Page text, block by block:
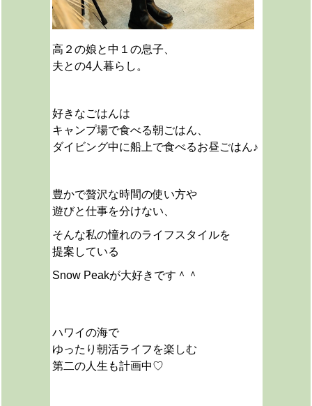
高２の娘と中１の息子、
夫との4人暮らし。
好きなごはんは
キャンプ場で食べる朝ごはん、
ダイビング中に船上で食べるお昼ごはん♪
豊かで贅沢な時間の使い方や
遊びと仕事を分けない、
そんな私の憧れのライフスタイルを
提案している
Snow Peakが大好きです＾＾
ハワイの海で
ゆったり朝活ライフを楽しむ
第二の人生も計画中♡